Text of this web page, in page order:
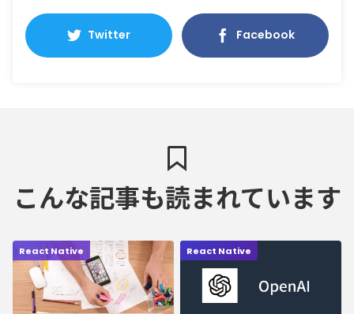
Twitter Facebook
こんな記事も読まれています
React Native React Native